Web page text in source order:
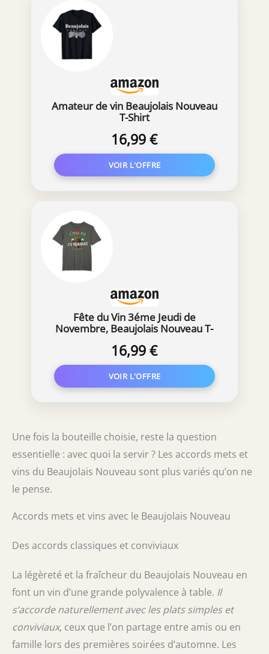
Amateur de vin Beaujolais Nouveau
T-Shirt
16,99 €
Fête du Vin 3éme Jeudi de
Novembre, Beaujolais Nouveau T-
16,99 €
Une fois la bouteille choisie, reste la question
essentielle : avec quoi la servir ? Les accords mets et
vins du Beaujolais Nouveau sont plus variés qu’on ne
le pense.
Accords mets et vins avec le Beaujolais Nouveau
Des accords classiques et conviviaux
La légèreté et la fraîcheur du Beaujolais Nouveau en
font un vin d’une grande polyvalence à table. Il
s’accorde naturellement avec les plats simples et
conviviaux, ceux que l’on partage entre amis ou en
famille lors des premières soirées d’automne. Les